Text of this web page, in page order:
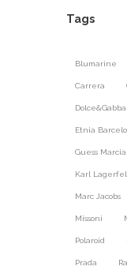
Tags
Blumarine
Carrera
Etnia
Guess
Karl
Marc Jacobs
Missoni
Polaroid
Prada